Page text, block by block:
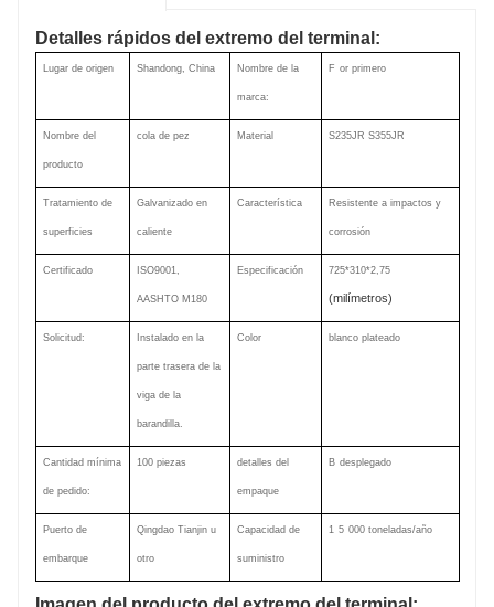
Detalles rápidos del extremo del terminal:
Lugar de origen Shandong, China Nombre de la
marca:
F or primero
Nombre del
producto
cola de pez Material S235JR S355JR
Tratamiento de
superficies
Galvanizado en
caliente
Característica Resistente a impactos y
corrosión
Certificado ISO9001,
AASHTO M180
Especificación 725*310*2,75
(milímetros)
Solicitud: Instalado en la
parte trasera de la
viga de la
barandilla.
Color blanco plateado
Cantidad mínima
de pedido:
100 piezas detalles del
empaque
B desplegado
Puerto de
embarque
Qingdao Tianjin u
otro
Capacidad de
suministro
1 5 000 toneladas/año